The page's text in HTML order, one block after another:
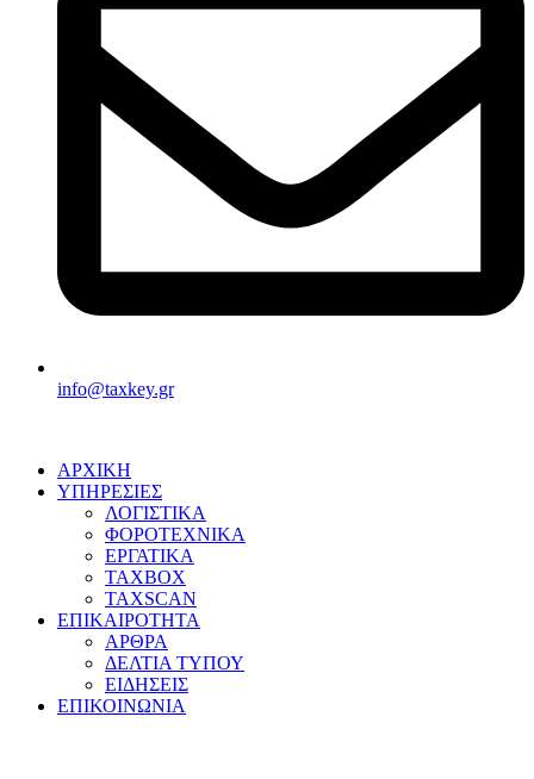
info@taxkey.gr
ΑΡΧΙΚΗ
ΥΠΗΡΕΣΙΕΣ
ΛΟΓΙΣΤΙΚΑ
ΦΟΡΟΤΕΧΝΙΚΑ
ΕΡΓΑΤΙΚΑ
TAXBOX
TAXSCAN
ΕΠΙΚΑΙΡΟΤΗΤΑ
ΑΡΘΡΑ
ΔΕΛΤΙΑ ΤΥΠΟΥ
ΕΙΔΗΣΕΙΣ
ΕΠΙΚΟΙΝΩΝΙΑ